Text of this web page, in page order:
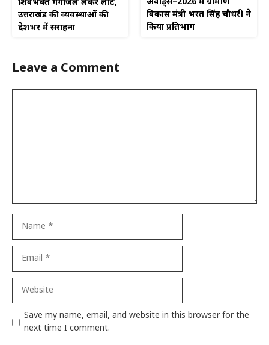
शिवभक्त गंगाजल लेकर लौटे,
उत्तराखंड की व्यवस्थाओं की
देशभर में सराहना
अवार्ड्स–2026 में ग्रामीण
विकास मंत्री भरत सिंह चौधरी ने
किया प्रतिभाग
Leave a Comment
Website
Save my name, email, and website in this browser for the
next time I comment.